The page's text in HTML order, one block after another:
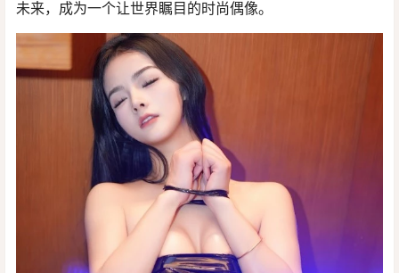
未来，成为一个让世界瞩目的时尚偶像。